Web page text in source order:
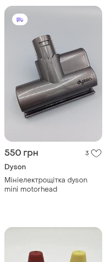
550 грн 3
Dyson
Мініелектрощітка dyson
mini motorhead